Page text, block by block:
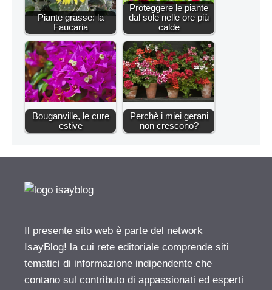
Piante grasse: la
Faucaria
Proteggere le piante
dal sole nelle ore più
calde
Bouganville, le cure
estive
Perchè i miei gerani
non crescono?
Il presente sito web è parte del network
IsayBlog! la cui rete editoriale comprende siti
tematici di informazione indipendente che
contano sul contributo di appassionati ed esperti